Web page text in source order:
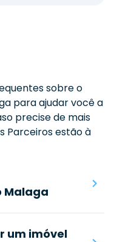
sobre o
para ajudar você a
precise de mais
Parceiros estão à
Malaga
um imóvel